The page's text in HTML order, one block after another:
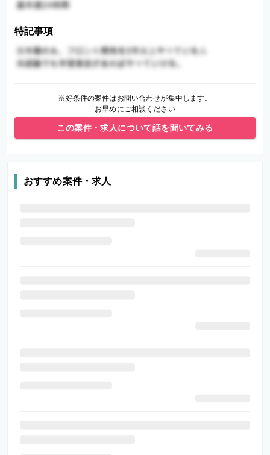
特記事項
※好条件の案件はお問い合わせが集中します。
お早めにご相談ください
この案件・求人について話を聞いてみる
おすすめ案件・求人